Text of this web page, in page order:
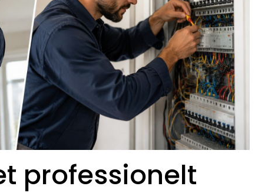
professionelt